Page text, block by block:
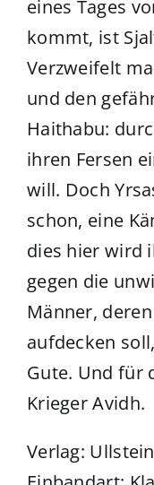
eines Tages
kommt, ist
Verzweifelt
und den
Haithabu:
ihren Fersen
will. Doch
schon, eine
dies hier wird
gegen die
Männer,
aufdecken
Gute. Und für
Krieger Avidh.
Verlag: